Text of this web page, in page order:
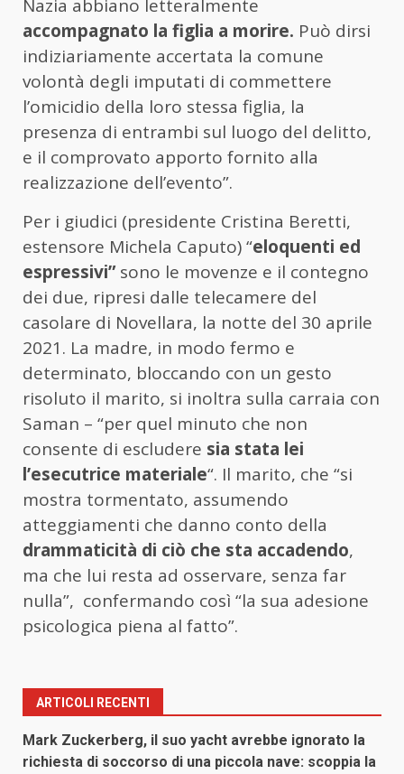
Nazia abbiano letteralmente
accompagnato la figlia a morire. Può dirsi
indiziariamente accertata la comune
volontà degli imputati di commettere
l’omicidio della loro stessa figlia, la
presenza di entrambi sul luogo del delitto,
e il comprovato apporto fornito alla
realizzazione dell’evento”.
Per i giudici (presidente Cristina Beretti,
estensore Michela Caputo) “eloquenti ed
espressivi”sono le movenze e il contegno
dei due, ripresi dalle telecamere del
casolare di Novellara, la notte del 30 aprile
2021. La madre, in modo fermo e
determinato, bloccando con un gesto
risoluto il marito, si inoltra sulla carraia con
Saman – “per quel minuto che non
consente di escludere sia stata lei
l’esecutrice materiale“. Il marito, che “si
mostra tormentato, assumendo
atteggiamenti che danno conto della
drammaticità di ciò che sta accadendo,
ma che lui resta ad osservare, senza far
nulla”, confermando così “la sua adesione
psicologica piena al fatto”.
ARTICOLI RECENTI
Mark Zuckerberg, il suo yacht avrebbe ignorato la
richiesta di soccorso di una piccola nave: scoppia la